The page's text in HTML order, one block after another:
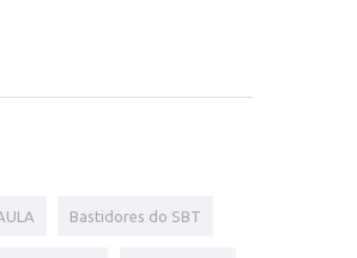
Bastidores do SBT